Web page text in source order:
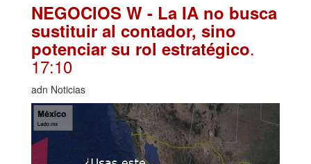
NEGOCIOS W - La IA no busca
sustituir al contador, sino
potenciar su rol estratégico.
17:10
adn Noticias